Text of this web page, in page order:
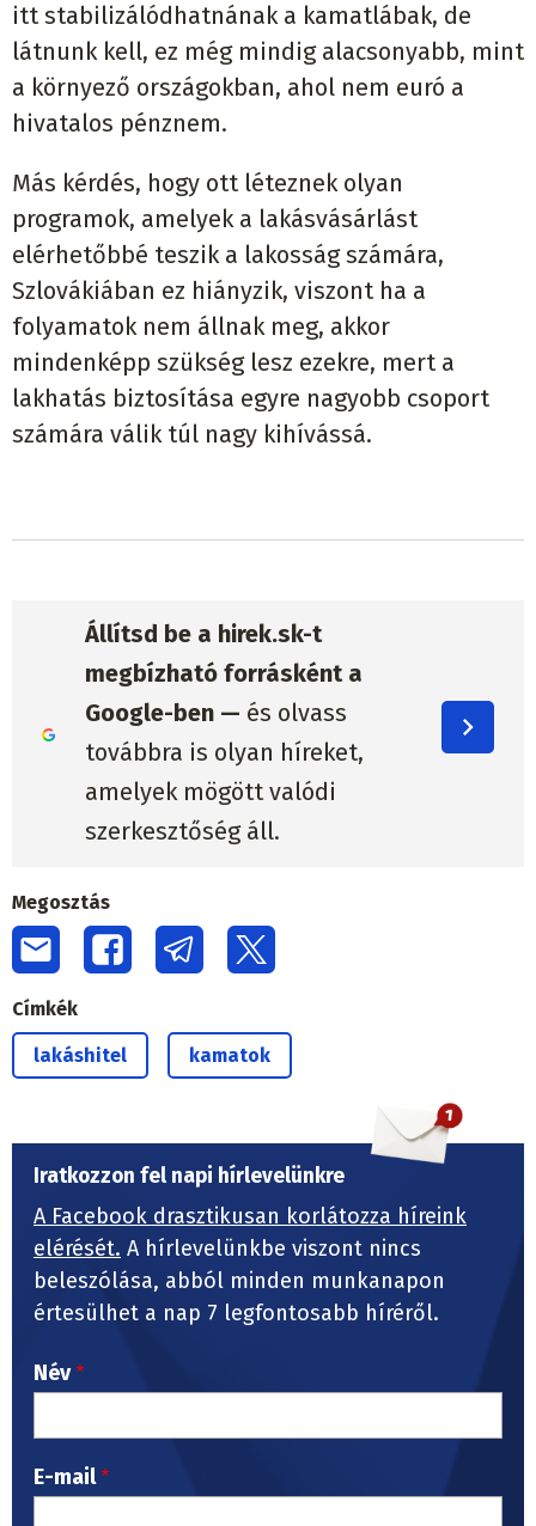
itt stabilizálódhatnának a kamatlábak, de
látnunk kell, ez még mindig alacsonyabb, mint
a környező országokban, ahol nem euró a
hivatalos pénznem.
Más kérdés, hogy ott léteznek olyan
programok, amelyek a lakásvásárlást
elérhetőbbé teszik a lakosság számára,
Szlovákiában ez hiányzik, viszont ha a
folyamatok nem állnak meg, akkor
mindenképp szükség lesz ezekre, mert a
lakhatás biztosítása egyre nagyobb csoport
számára válik túl nagy kihívássá.
Állítsd be a hirek.sk-t
megbízható forrásként a
Google-ben — és olvass
továbbra is olyan híreket,
amelyek mögött valódi
szerkesztőség áll.
Megosztás
Címkék
lakáshitel kamatok
Iratkozzon fel napi hírlevelünkre
A Facebook drasztikusan korlátozza híreink
elérését. A hírlevelünkbe viszont nincs
beleszólása, abból minden munkanapon
értesülhet a nap 7 legfontosabb híréről.
Név
E-mail